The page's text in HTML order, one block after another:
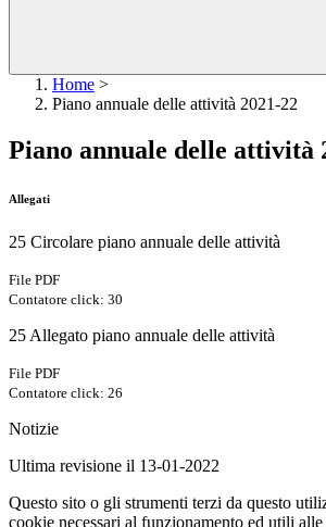
Home >
Piano annuale delle attività 2021-22
Piano annuale delle attività
Allegati
25 Circolare piano annuale delle attività
File PDF
Contatore click: 30
25 Allegato piano annuale delle attività
File PDF
Contatore click: 26
Notizie
Ultima revisione il 13-01-2022
Questo sito o gli strumenti terzi da questo
cookie necessari al funzionamento ed utili